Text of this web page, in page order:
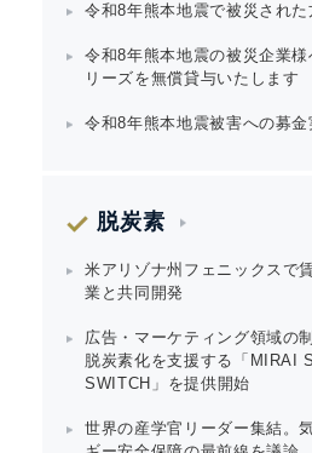
令和8年熊本地震で被災され
令和8年熊本地震の被災企業
リーズを無償貸与いたします
令和8年熊本地震被害への募金
脱炭素
米アリゾナ州フェニックスで
業と共同開発
広告・マーケティング領域の
脱炭素化を支援する「MIRAI
SWITCH」を提供開始
世界の産学官リーダー集結。